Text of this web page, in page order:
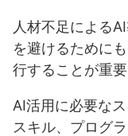
人材不足による
を避けるために
行することが重要
AI活用に必要な
スキル、プログ